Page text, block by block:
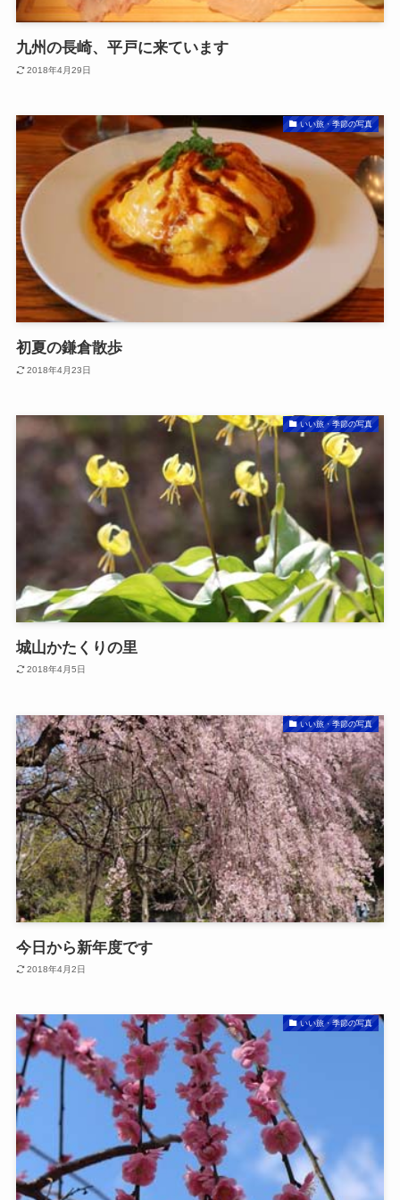
九州の長崎、平戸に来ています
2018年4月29日
いい旅・季節の写真
初夏の鎌倉散歩
2018年4月23日
いい旅・季節の写真
城山かたくりの里
2018年4月5日
いい旅・季節の写真
今日から新年度です
2018年4月2日
いい旅・季節の写真